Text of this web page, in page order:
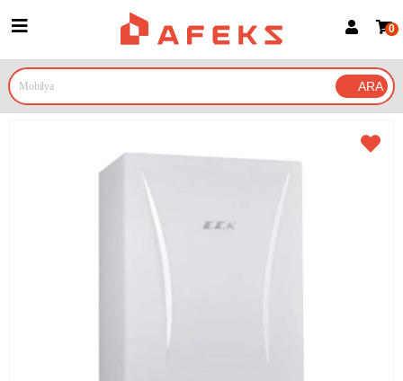
Google İle Bağlan
0